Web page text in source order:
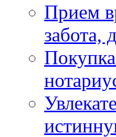
Прием
забота,